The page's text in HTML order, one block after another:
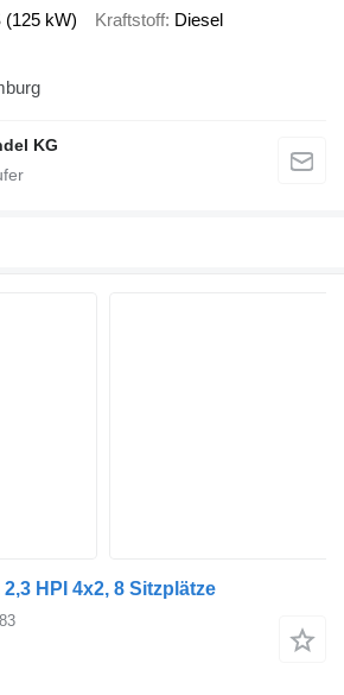
(125 kW) Kraftstoff Diesel
KG
2,3 HPI 4x2, 8 Sitzplätze